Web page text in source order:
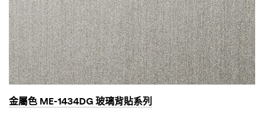
金屬色 ME-1434DG 玻璃背貼系列